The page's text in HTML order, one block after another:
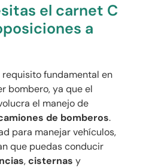
el carnet C
a
requisito fundamental en
bombero, ya que el
el manejo de
de bomberos.
para manejar vehículos,
que puedas conducir
,cisternas y